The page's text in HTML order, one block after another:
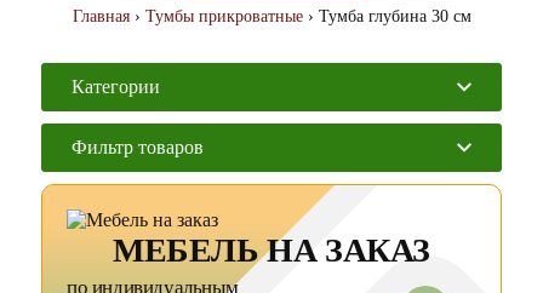
Главная› Тумбы прикроватные› Тумба глубина 30 см
Категории
Фильтр товаров
МЕБЕЛЬ НА ЗАКАЗ
по индивидуальным